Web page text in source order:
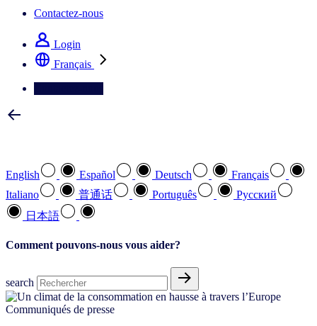
Contactez-nous
Login
Français
English Español Deutsch
Français
Italiano
普通话 Português
Pусский
日本語
Comment pouvons-nous vous aider?
search
Communiqués de presse